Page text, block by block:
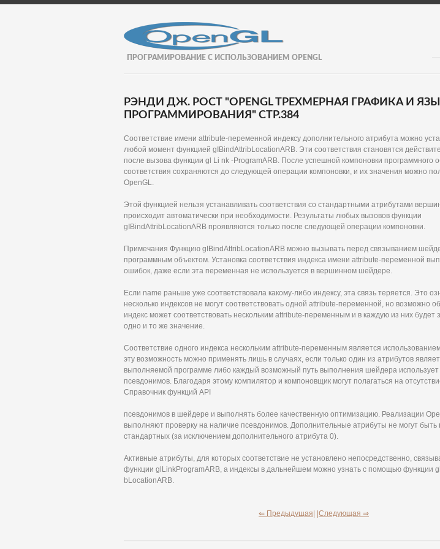
ПРОГРАМИРОВАНИЕ С ИСПОЛЬЗОВАНИЕМ OPENGL
РЭНДИ ДЖ. РОСТ "OPENGL ТРЕХМЕРНАЯ ГРАФИКА И
ПРОГРАММИРОВАНИЯ" СТР.384
Соответствие имени attribute-переменной индексу дополнительного атрибута можно
любой момент функцией gIBindAttribLocationARB. Эти соответствия становятся
после вызова функции gl Li nk -ProgramARB. После успешной компоновки программного
соответствия сохраняются до следующей операции компоновки, и их значения можно
OpenGL.
Этой функцией нельзя устанавливать соответствия со стандартными атрибутами
происходит автоматически при необходимости. Результаты любых вызовов функции
gIBindAttribLocationARB проявляются только после следующей операции компоновки.
Примечания Функцию gIBindAttribLocationARB можно вызывать перед связыванием
программным объектом. Установка соответствия индекса имени attribute-переменной
ошибок, даже если эта переменная не используется в вершинном шейдере.
Если name раньше уже соответствовала какому-либо индексу, эта связь теряется. Это
несколько индексов не могут соответствовать одной attribute-переменной, но возможно
индекс может соответствовать нескольким attribute-переменным и в каждую из них будет
одно и то же значение.
Соответствие одного индекса нескольким attribute-переменным является
эту возможность можно применять лишь в случаях, если только один из атрибутов
выполняемой программе либо каждый возможный путь выполнения шейдера использует
псевдонимов. Благодаря этому компилятор и компоновщик могут полагаться на
Справочник функций API
псевдонимов в шейдере и выполнять более качественную оптимизацию. Реализации
выполняют проверку на наличие псевдонимов. Дополнительные атрибуты не могут быть
стандартных (за исключением дополнительного атрибута 0).
Активные атрибуты, для которых соответствие не установлено непосредственно,
функции glLinkProgramARB, а индексы в дальнейшем можно узнать с помощью функции
bLocationARB.
⇐ Предыдущая| |Следующая ⇒